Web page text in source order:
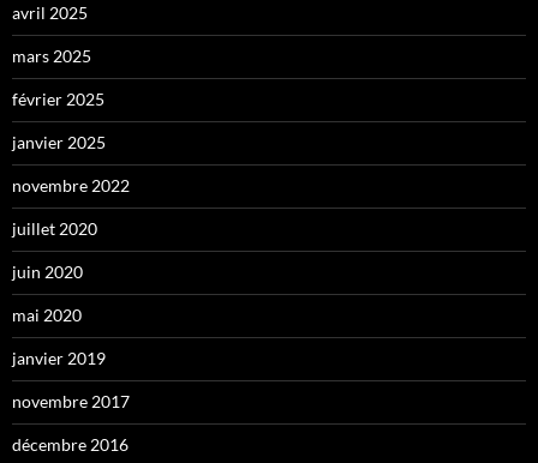
avril 2025
mars 2025
février 2025
janvier 2025
novembre 2022
juillet 2020
juin 2020
mai 2020
janvier 2019
novembre 2017
décembre 2016